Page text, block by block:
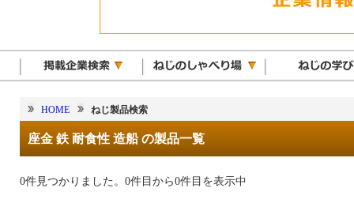
HOME ねじ製品検索
座金 鉄 耐食性 造船 の製品一覧
0件見つかりました。0件目から0件目を表示中